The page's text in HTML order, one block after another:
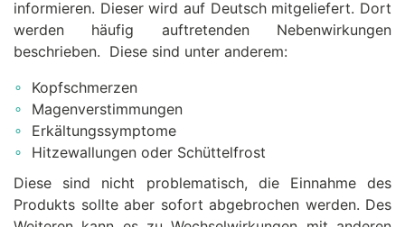
informieren. Dieser wird auf Deutsch mitgeliefert. Dort
werden häufig auftretenden Nebenwirkungen
beschrieben. Diese sind unter anderem:
Kopfschmerzen
Magenverstimmungen
Erkältungssymptome
Hitzewallungen oder Schüttelfrost
Diese sind nicht problematisch, die Einnahme des
Produkts sollte aber sofort abgebrochen werden. Des